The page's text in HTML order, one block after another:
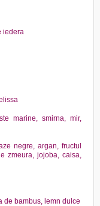
iedera
marine, smirna, mir,
negre, argan, fructul
zmeura, jojoba, caisa,
de bambus, lemn dulce